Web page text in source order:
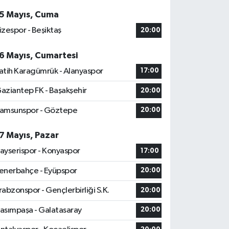
Mayıs, Cuma
- Beşiktaş
20:00
Mayıs, Cumartesi
Karagümrük - Alanyaspor
17:00
FK - Başakşehir 20:00
- Göztepe 20:00
Mayıs, Pazar
- Konyaspor
17:00
- Eyüpspor 20:00
- Gençlerbirliği S.K. 20:00
- Galatasaray 20:00